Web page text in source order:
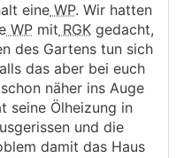
eine WP. Wir hatten
WP mit RGK gedacht,
des Gartens tun sich
das aber bei euch
näher ins Auge
seine Ölheizung in
und die
damit das Haus